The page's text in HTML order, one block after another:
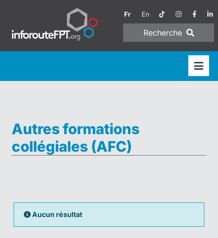
Fr En
Recherche
Autres formations
collégiales (AFC)
Aucun résultat